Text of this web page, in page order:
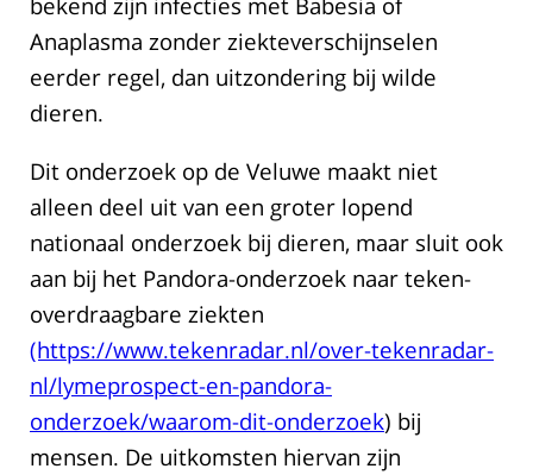
Anaplasma zonder ziekteverschijnselen
eerder regel, dan uitzondering bij wilde
dieren.
Dit onderzoek op de Veluwe maakt niet
alleen deel uit van een groter lopend
nationaal onderzoek bij dieren, maar sluit ook
aan bij het Pandora-onderzoek naar teken-
overdraagbare ziekten
(https://www.tekenradar.nl/over-tekenradar-
nl/lymeprospect-en-pandora-
onderzoek/waarom-dit-onderzoek) bij
mensen. De uitkomsten hiervan zijn